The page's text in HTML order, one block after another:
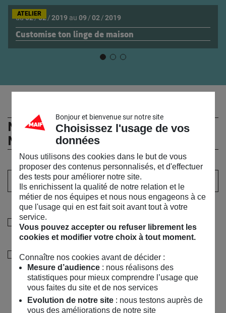
Customise ton linge de maison
du02/02/2019 au 09/02/2019
ATELIER
Ne manquez rien de l’actualité du
MSC !
Votre adresse email :
Sélectionner au moins un choix
Je souhaite recevoir les informations de la
programmation culturelle du MSC
Je souhaite également recevoir les alertes des ventes
découvertes du MSC
Valider
Bonjour et bienvenue sur notre site
Choisissez l'usage de vos
données
Nous utilisons des cookies dans le but de vous
proposer des contenus personnalisés, et d'effectuer
des tests pour améliorer notre site.
Ils enrichissent la qualité de notre relation et le
métier de nos équipes et nous nous engageons à ce
que l'usage qui en est fait soit avant tout à votre
service.
Vous pouvez accepter ou refuser librement les
cookies et modifier votre choix à tout moment.
Connaître nos cookies avant de décider :
Mesure d’audience: nous réalisons des
statistiques pour mieux comprendre l’usage que
vous faites du site et de nos services
Evolution de notre site: nous testons auprès de
vous des améliorations de notre site